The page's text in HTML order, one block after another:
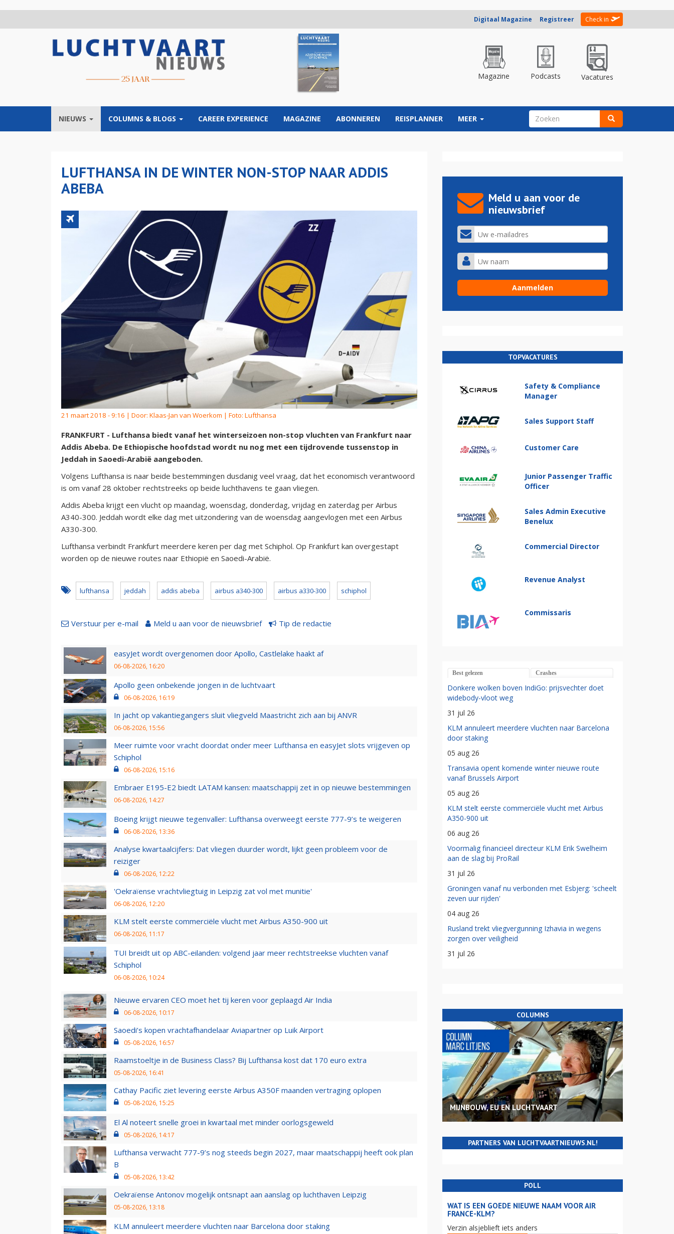
Digitaal Magazine Registreer Check in
Magazine Podcasts Vacatures
NIEUWS COLUMNS & BLOGS CAREER EXPERIENCE MAGAZINE ABONNEREN REISPLANNER MEER ZOEKVELD
LUFTHANSA IN DE WINTER NON-STOP NAAR ADDIS
ABEBA
21 maart 2018 - 9:16 | Door: Klaas-Jan van Woerkom | Foto: Lufthansa
FRANKFURT - Lufthansa biedt vanaf het winterseizoen non-stop vluchten van Frankfurt naar
Addis Abeba. De Ethiopische hoofdstad wordt nu nog met een tijdrovende tussenstop in
Jeddah in Saoedi-Arabië aangeboden.
Volgens Lufthansa is naar beide bestemmingen dusdanig veel vraag, dat het economisch verantwoord
is om vanaf 28 oktober rechtstreeks op beide luchthavens te gaan vliegen.
Addis Abeba krijgt een vlucht op maandag, woensdag, donderdag, vrijdag en zaterdag per Airbus
A340-300. Jeddah wordt elke dag met uitzondering van de woensdag aangevlogen met een Airbus
A330-300.
Lufthansa verbindt Frankfurt meerdere keren per dag met Schiphol. Op Frankfurt kan overgestapt
worden op de nieuwe routes naar Ethiopië en Saoedi-Arabië.
lufthansa jeddah addis abeba airbus a340-300 airbus a330-300 schiphol
Verstuur per e-mail Meld u aan voor de nieuwsbrief Tip de redactie
easyJet wordt overgenomen door Apollo, Castlelake haakt af
06-08-2026, 16:20
Apollo geen onbekende jongen in de luchtvaart
06-08-2026, 16:19
In jacht op vakantiegangers sluit vliegveld Maastricht zich aan bij ANVR
06-08-2026, 15:56
Meer ruimte voor vracht doordat onder meer Lufthansa en easyJet slots vrijgeven op
Schiphol
06-08-2026, 15:16
Embraer E195-E2 biedt LATAM kansen: maatschappij zet in op nieuwe bestemmingen
06-08-2026, 14:27
Boeing krijgt nieuwe tegenvaller: Lufthansa overweegt eerste 777-9’s te weigeren
06-08-2026, 13:36
Analyse kwartaalcijfers: Dat vliegen duurder wordt, lijkt geen probleem voor de
reiziger
06-08-2026, 12:22
'Oekraïense vrachtvliegtuig in Leipzig zat vol met munitie'
06-08-2026, 12:20
KLM stelt eerste commerciële vlucht met Airbus A350-900 uit
06-08-2026, 11:17
TUI breidt uit op ABC-eilanden: volgend jaar meer rechtstreekse vluchten vanaf
Schiphol
06-08-2026, 10:24
Nieuwe ervaren CEO moet het tij keren voor geplaagd Air India
06-08-2026, 10:17
Saoedi’s kopen vrachtafhandelaar Aviapartner op Luik Airport
05-08-2026, 16:57
Raamstoeltje in de Business Class? Bij Lufthansa kost dat 170 euro extra
05-08-2026, 16:41
Cathay Pacific ziet levering eerste Airbus A350F maanden vertraging oplopen
05-08-2026, 15:25
El Al noteert snelle groei in kwartaal met minder oorlogsgeweld
05-08-2026, 14:17
Lufthansa verwacht 777-9’s nog steeds begin 2027, maar maatschappij heeft ook plan
B
05-08-2026, 13:42
Oekraïense Antonov mogelijk ontsnapt aan aanslag op luchthaven Leipzig
05-08-2026, 13:18
KLM annuleert meerdere vluchten naar Barcelona door staking
Meld u aan voor de
nieuwsbrief
TOPVACATURES
Safety & Compliance
Manager
Sales Support Staff
Customer Care
Junior Passenger Traffic
Officer
Sales Admin Executive
Benelux
Commercial Director
Revenue Analyst
Commissaris
Best gelezen Crashes
Donkere wolken boven IndiGo: prijsvechter doet
widebody-vloot weg
31 jul 26
KLM annuleert meerdere vluchten naar Barcelona
door staking
05 aug 26
Transavia opent komende winter nieuwe route
vanaf Brussels Airport
05 aug 26
KLM stelt eerste commerciële vlucht met Airbus
A350-900 uit
06 aug 26
Voormalig financieel directeur KLM Erik Swelheim
aan de slag bij ProRail
31 jul 26
Groningen vanaf nu verbonden met Esbjerg: 'scheelt
zeven uur rijden'
04 aug 26
Rusland trekt vliegvergunning Izhavia in wegens
zorgen over veiligheid
31 jul 26
COLUMNS
MIJNBOUW, EU EN LUCHTVAART
PARTNERS VAN LUCHTVAARTNIEUWS.NL!
POLL
WAT IS EEN GOEDE NIEUWE NAAM VOOR AIR
FRANCE-KLM?
Verzin alsjeblieft iets anders